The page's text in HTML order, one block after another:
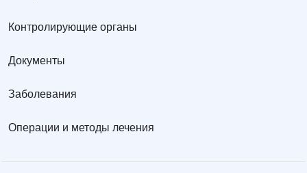
Контролирующие органы
Документы
Заболевания
Операции и методы лечения